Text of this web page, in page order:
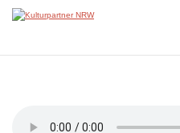
Inhalt
NRW